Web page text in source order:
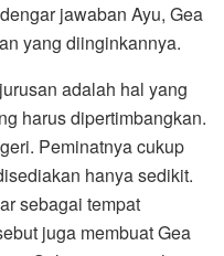
jawaban Ayu, Gea
yang diinginkannya.
adalah hal yang
harus dipertimbangkan.
Peminatnya cukup
hanya sedikit.
sebagai tempat
juga membuat Gea